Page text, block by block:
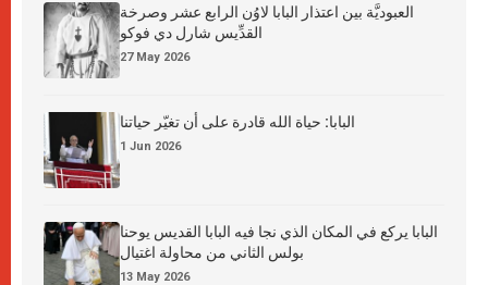
العبوديَّة بين اعتذار البابا لاوُن الرابع عشر وصرخة
القدِّيس شارل دي فوكو
27 May 2026
البابا: حياة الله قادرة على أن تغيّر حياتنا
1 Jun 2026
البابا يركع في المكان الذي نجا فيه البابا القديس يوحنا
بولس الثاني من محاولة اغتيال
13 May 2026